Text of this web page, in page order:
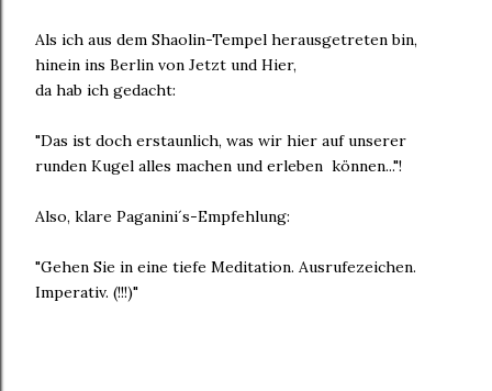
Als ich aus dem Shaolin-Tempel herausgetreten bin,
hinein ins Berlin von Jetzt und Hier,
da hab ich gedacht:
"Das ist doch erstaunlich, was wir hier auf unserer
runden Kugel alles machen und erleben können..."!
Also, klare Paganini´s-Empfehlung:
"Gehen Sie in eine tiefe Meditation. Ausrufezeichen.
Imperativ. (!!!)"